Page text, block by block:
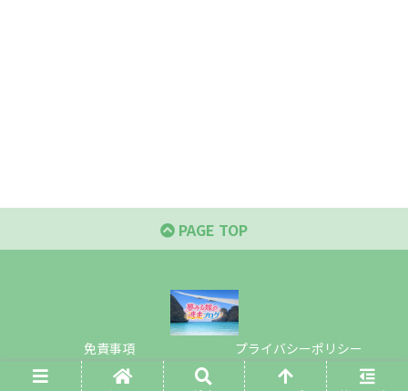
PAGE TOP
免責事項
プライバシーポリシー
© 2021 夢みる嫁の逃走ブログ.